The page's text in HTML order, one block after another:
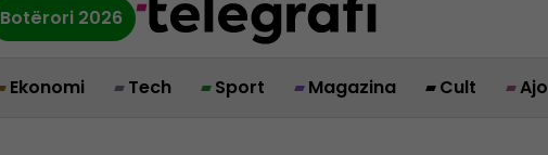
Botërori 2026
Ekonomi Tech Sport Magazina Cult Ajo